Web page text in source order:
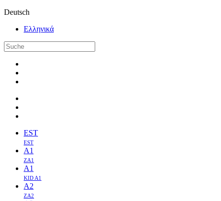
Deutsch
Ελληνικά
EST
EST
A1
ZA1
A1
KID A1
A2
ZA2